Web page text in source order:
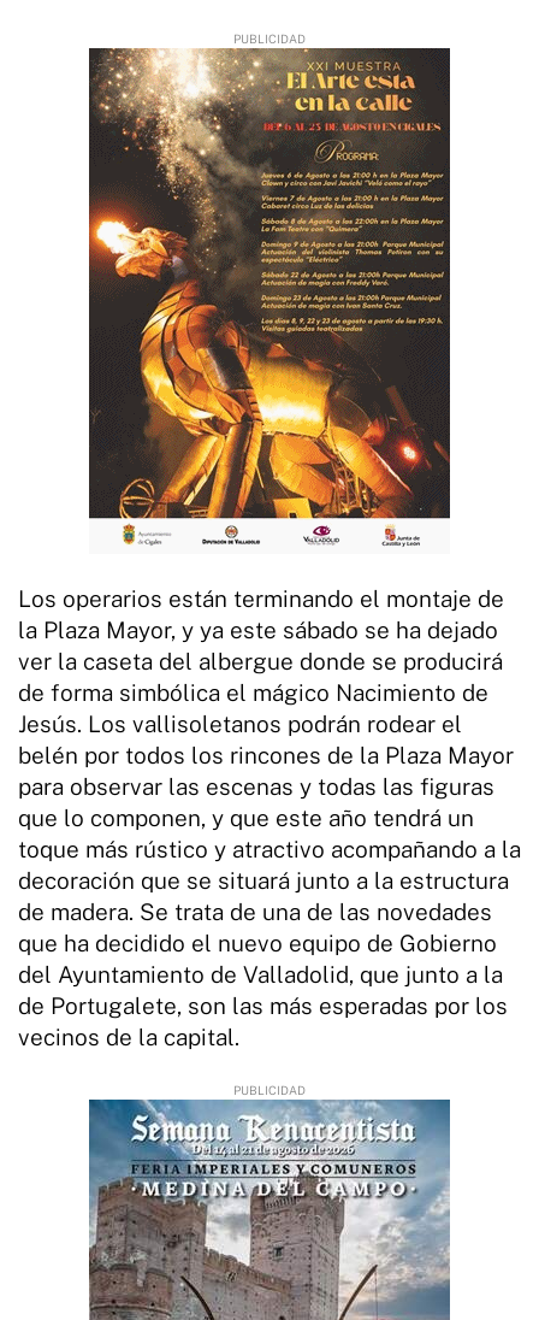
Los operarios están terminando el montaje de
la Plaza Mayor, y ya este sábado se ha dejado
ver la caseta del albergue donde se producirá
de forma simbólica el mágico Nacimiento de
Jesús. Los vallisoletanos podrán rodear el
belén por todos los rincones de la Plaza Mayor
para observar las escenas y todas las figuras
que lo componen, y que este año tendrá un
toque más rústico y atractivo acompañando a la
decoración que se situará junto a la estructura
de madera. Se trata de una de las novedades
que ha decidido el nuevo equipo de Gobierno
del Ayuntamiento de Valladolid, que junto a la
de Portugalete, son las más esperadas por los
vecinos de la capital.